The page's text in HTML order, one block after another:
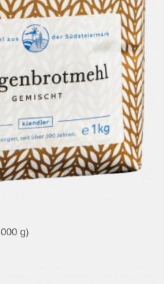
g)